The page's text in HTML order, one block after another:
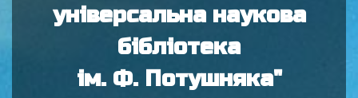
універсальна наукова
бібліотека
ім. Ф. Потушняка"